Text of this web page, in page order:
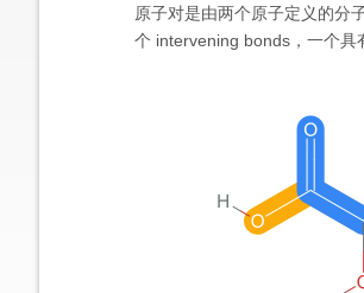
原子对是由两个原子定义的分
个 intervening bonds，一个